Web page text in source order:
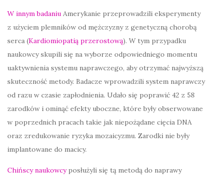
W innym badaniu Amerykanie przeprowadzili eksperymenty
z użyciem plemników od mężczyzny z genetyczną chorobą
serca (Kardiomiopatią przerostową). W tym przypadku
naukowcy skupili się na wyborze odpowiedniego momentu
uaktywnienia systemu naprawczego, aby otrzymać najwyższą
skuteczność metody. Badacze wprowadzili system naprawczy
od razu w czasie zapłodnienia. Udało się poprawić 42 z 58
zarodków i ominąć efekty uboczne, które były obserwowane
w poprzednich pracach takie jak niepożądane cięcia DNA
oraz zredukowanie ryzyka mozaicyzmu. Zarodki nie były
implantowane do macicy.
Chińscy naukowcyposłużyli się tą metodą do naprawy